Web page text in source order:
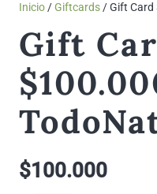
Inicio/Giftcards/ Gift Card
Gift
$100.000